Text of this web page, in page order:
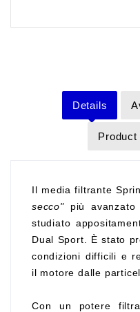
Details
Product
Il media filtrante
secco"più avanzato
studiato
Dual Sport. È stato
condizioni difficili e
il motore dalle
Con un potere